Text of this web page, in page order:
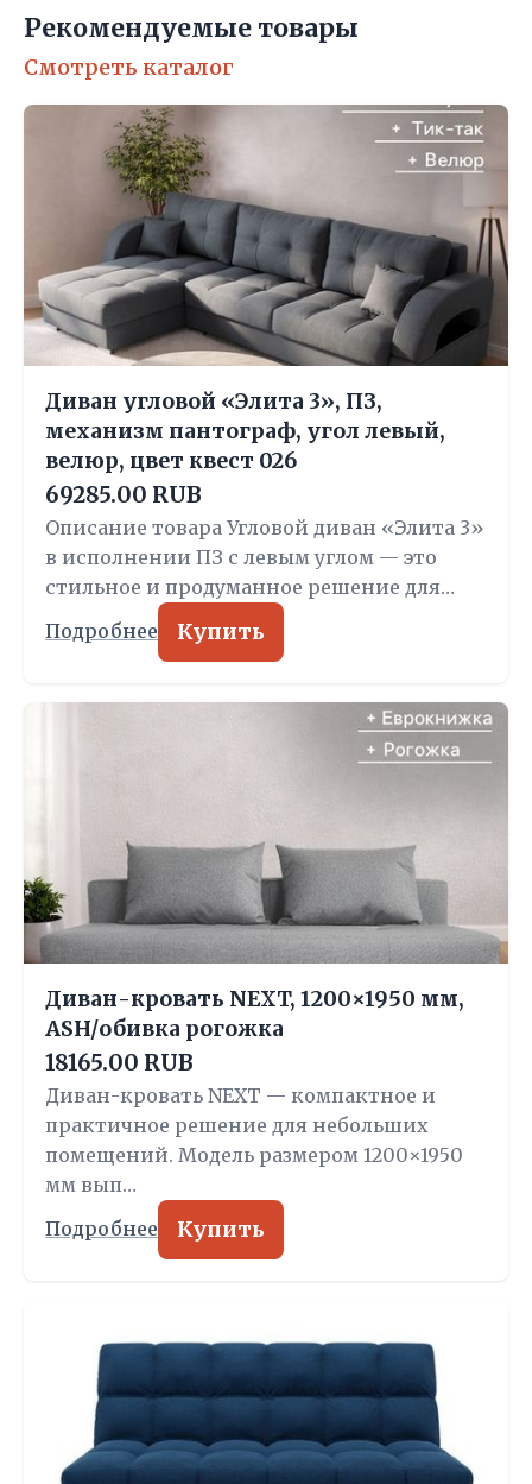
Рекомендуемые товары
Смотреть каталог
Диван угловой «Элита 3», ПЗ,
механизм пантограф, угол левый,
велюр, цвет квест 026
69285.00 RUB
Описание товара Угловой диван «Элита 3»
в исполнении ПЗ с левым углом — это
стильное и продуманное решение для…
Подробнее Купить
Диван-кровать NEXT, 1200×1950 мм,
ASH/обивка рогожка
18165.00 RUB
Диван-кровать NEXT — компактное и
практичное решение для небольших
помещений. Модель размером 1200×1950
мм вып…
Подробнее Купить